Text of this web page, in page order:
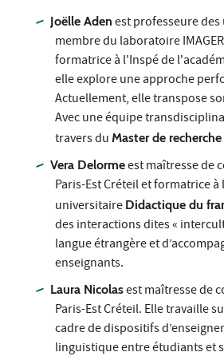
Joëlle Aden est professeure des
membre du laboratoire
formatrice à l'Inspé de
elle explore une approche
Actuellement, elle transpose
Avec une équipe
travers du Master de
Vera Delormeest maîtresse de
Paris-Est Créteil et formatrice
universitaire Didactique du
des interactions dites «
langue étrangère et
enseignants.
Laura Nicolasest maîtresse de
Paris-Est Créteil. Elle travaille
cadre de dispositifs
linguistique entre étudiants et